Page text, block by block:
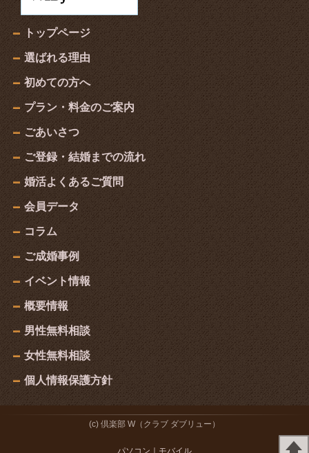
トップページ
選ばれる理由
初めての方へ
プラン・料金のご案内
ごあいさつ
ご登録・結婚までの流れ
婚活よくあるご質問
会員データ
コラム
ご成婚事例
イベント情報
概要情報
男性無料相談
女性無料相談
個人情報保護方針
(c) 倶楽部 W（クラブ ダブリュー）
パソコン ｜モバイル